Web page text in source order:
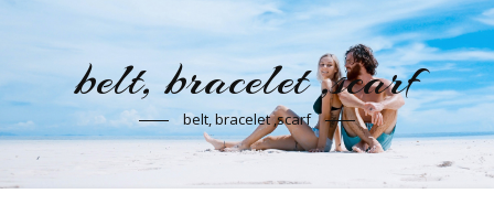
belt, bracelet ,scarf
belt, bracelet ,scarf